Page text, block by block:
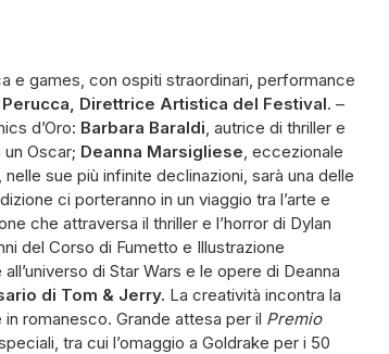
e games, con ospiti straordinari, performance
Direttrice Artistica del Festival. –
d’Oro: Barbara Baraldi, autrice di thriller e
Oscar; Deanna Marsigliese, eccezionale
sue più infinite declinazioni, sarà una delle
ci porteranno in un viaggio tra l’arte e
che attraversa il thriller e l’horror di Dylan
del Corso di Fumetto e Illustrazione
di Star Wars e le opere di Deanna
di Tom & Jerry. La creatività incontra la
romanesco. Grande attesa per il Premio
tra cui l’omaggio a Goldrake per i 50